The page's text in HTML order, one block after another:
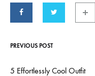
PREVIOUS POST
5 Effortlessly Cool Outfit